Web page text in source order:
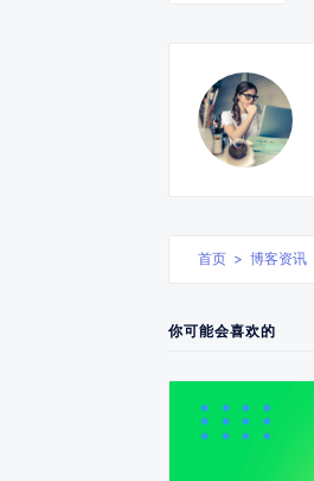
首页 > 博客资讯
你可能会喜欢的